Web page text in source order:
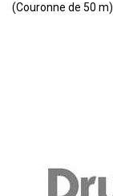
(Couronne de 50 m)